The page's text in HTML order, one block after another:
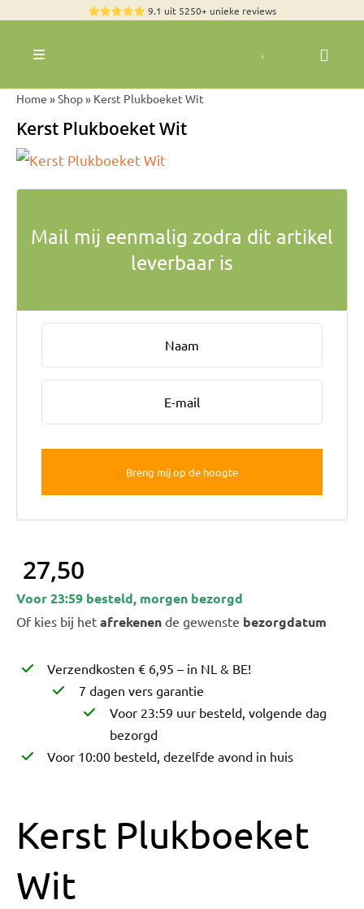
content
9.1 uit 5250+ unieke reviews
Toggle
Rozen
Zomerbloemen
Exclusieve boeketten
Boeketten
Groen & Decoratief
Bloemenpakketten
Bruiloft Bundels
Krans maken
Gelegenheden
Onze bloemenwinkel
Home »Shop» Kerst Plukboeket Wit
Kerst Plukboeket Wit
Mail mij eenmalig zodra dit artikel
leverbaar is
27,50
Voor 23:59 besteld, morgen bezorgd
Of kies bij het afrekenende gewenste bezorgdatum
Verzendkosten € 6,95 – in NL & BE!
7 dagen vers garantie
Voor 23:59 uur besteld, volgende dag
bezorgd
Voor 10:00 besteld, dezelfde avond in huis
Kerst Plukboeket
Wit